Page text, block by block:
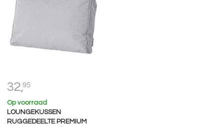
32,95
Op voorraad
LOUNGEKUSSEN
RUGGEDEELTE PREMIUM